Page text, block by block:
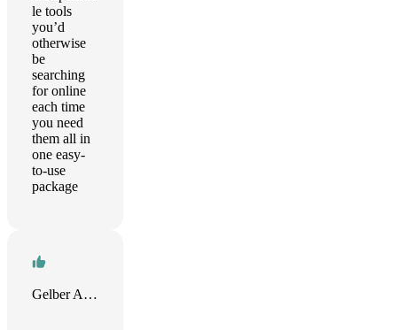
le tools
you’d
otherwise
be
searching
for online
each time
you need
them all in
one easy-
to-use
package
Gelber Arturo Mahecha